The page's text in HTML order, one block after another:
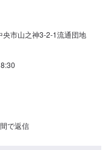
本料：11,000円自賠責保
--------------------------------------
央市山之神3-2-1流通団地
で返信